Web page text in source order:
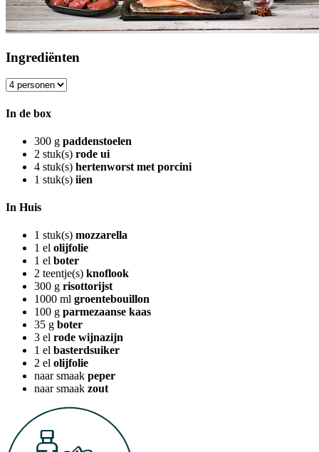
Ingrediënten
In de box
300 g paddenstoelen
2 stuk(s) rode ui
4 stuk(s) hertenworst met porcini
1 stuk(s) iien
In Huis
1 stuk(s) mozzarella
1 el olijfolie
1 el boter
2 teentje(s) knoflook
300 g risottorijst
1000 ml groentebouillon
100 g parmezaanse kaas
35 g boter
3 el rode wijnazijn
1 el basterdsuiker
2 el olijfolie
naar smaak peper
naar smaak zout